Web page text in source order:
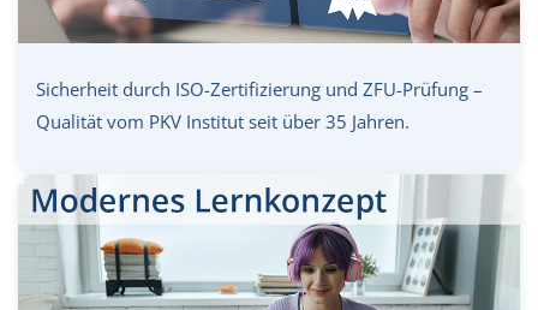
Sicherheit durch ISO-Zertifizierung und ZFU-Prüfung –
Qualität vom PKV Institut seit über 35 Jahren.